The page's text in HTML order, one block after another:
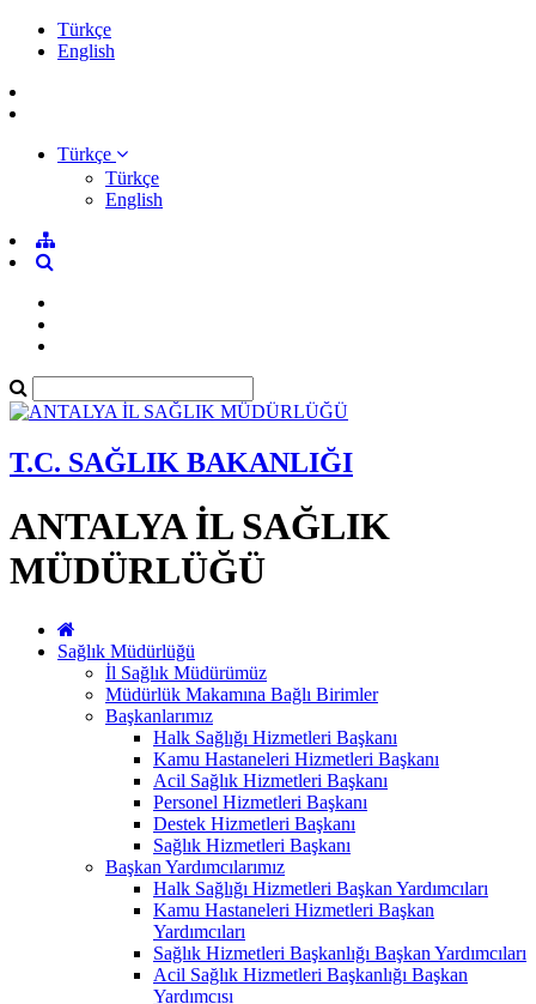
Türkçe
English
Türkçe
Türkçe
English
T.C. SAĞLIK BAKANLIĞI
ANTALYA İL SAĞLIK
MÜDÜRLÜĞÜ
Sağlık Müdürlüğü
İl Sağlık Müdürümüz
Müdürlük Makamına Bağlı Birimler
Başkanlarımız
Halk Sağlığı Hizmetleri Başkanı
Kamu Hastaneleri Hizmetleri Başkanı
Acil Sağlık Hizmetleri Başkanı
Personel Hizmetleri Başkanı
Destek Hizmetleri Başkanı
Sağlık Hizmetleri Başkanı
Başkan Yardımcılarımız
Halk Sağlığı Hizmetleri Başkan Yardımcıları
Kamu Hastaneleri Hizmetleri Başkan
Yardımcıları
Sağlık Hizmetleri Başkanlığı Başkan Yardımcıları
Acil Sağlık Hizmetleri Başkanlığı Başkan
Yardımcısı